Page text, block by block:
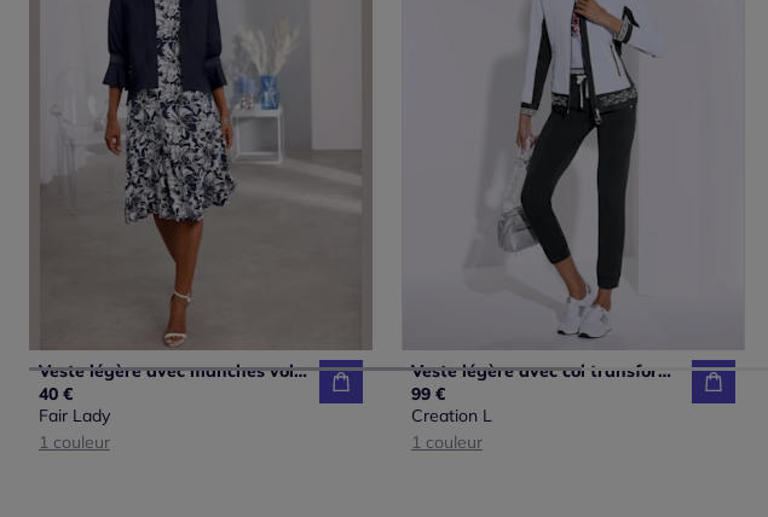
Veste légère avec manches volantes et empiècements smockés
40 €
Fair Lady
1 couleur
Veste légère avec col transformable et manches longues à bords-côtes
99 €
Creation L
1 couleur